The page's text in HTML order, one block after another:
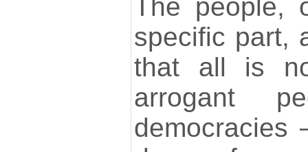
The people,
specific part,
that all is
arrogant